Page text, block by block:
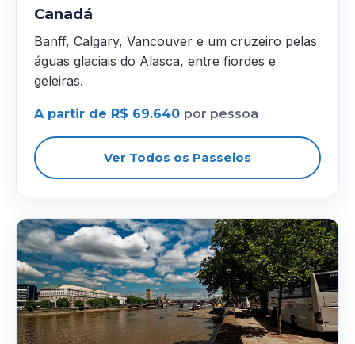
Canadá
Banff, Calgary, Vancouver e um cruzeiro pelas
águas glaciais do Alasca, entre fiordes e
geleiras.
A partir de R$ 69.640 por pessoa
Ver Todos os Passeios